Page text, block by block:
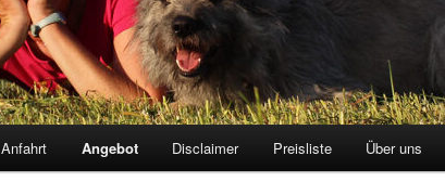
Anfahrt Angebot Disclaimer Preisliste Über uns